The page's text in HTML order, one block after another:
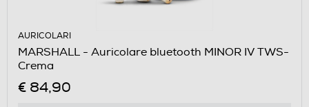
AURICOLARI
MARSHALL - Auricolare bluetooth MINOR IV TWS-
Crema
€ 84,90